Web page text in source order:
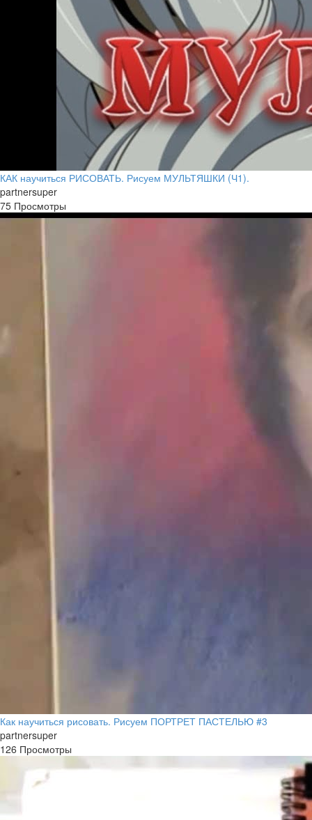
КАК научиться РИСОВАТЬ. Рисуем МУЛЬТЯШКИ (Ч1).
partnersuper
75 Просмотры
Как научиться рисовать. Рисуем ПОРТРЕТ ПАСТЕЛЬЮ #3
partnersuper
126 Просмотры